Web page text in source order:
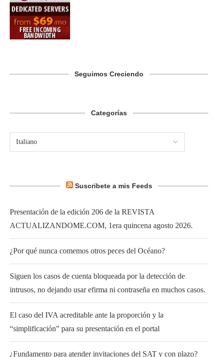
Seguimos Creciendo
Categorías
Suscribete a mis Feeds
Presentación de la edición 206 de la REVISTA
ACTUALIZANDOME.COM, 1era quincena agosto 2026.
¿Por qué nunca comemos otros peces del Océano?
Siguen los casos de cuenta bloqueada por la detección de
intrusos, no dejando usar efirma ni contraseña en muchos casos.
El caso del IVA acreditable ante la proporción y la
“simplificación” para su presentación en el portal
¿Fundamento para atender invitaciones del SAT y con plazo?